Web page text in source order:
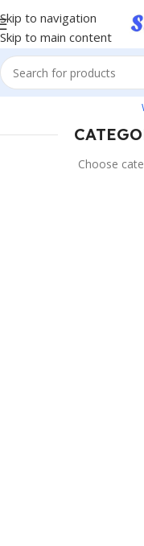
Skip to navigation
Skip to main content
KÖP NU,
Choose